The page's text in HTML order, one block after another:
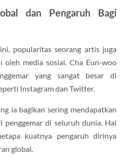
dan Pengaruh Bagi
popularitas seorang artis juga
oleh media sosial. Cha Eun-woo
yang sangat besar di
Instagram dan Twitter.
ia bagikan sering mendapatkan
penggemar di seluruh dunia. Hal
kuatnya pengaruh dirinya
global.